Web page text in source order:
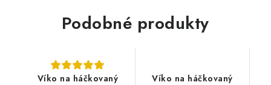
Podobné produkty
Víko na háčkovaný
Víko na háčkovaný